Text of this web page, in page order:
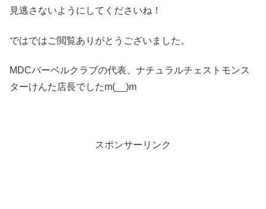
見逃さないようにしてくださいね！
ではではご閲覧ありがとうございました。
MDCバーベルクラブの代表、ナチュラルチェストモンス
ターけんた店長でしたm(__)m
スポンサーリンク